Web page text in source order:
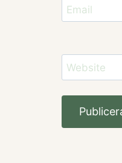
Email
Website